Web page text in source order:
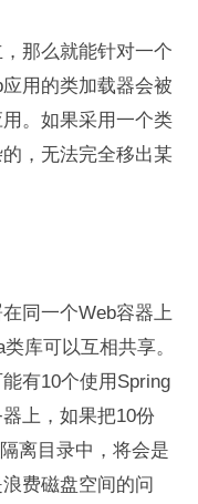
那么就能针对一个
用的类加载器会被
。如果采用一个类
，无法完全移出某
同一个Web容器上
库可以互相共享。
有10个使用Spring
上，如果把10份
离目录中，将会是
费磁盘空间的问